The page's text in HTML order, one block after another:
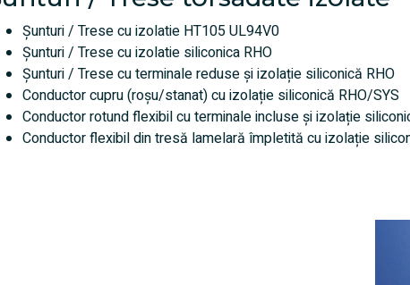
Șunturi / Trese cu izolatie HT105 UL94V0
Șunturi / Trese cu izolatie siliconica RHO
Șunturi / Trese cu terminale reduse și izolație siliconică RHO
Conductor cupru (roșu/stanat) cu izolație siliconică RHO/SYS
Conductor rotund flexibil cu terminale incluse și izolație
Conductor flexibil din tresă lamelară împletită cu izolație